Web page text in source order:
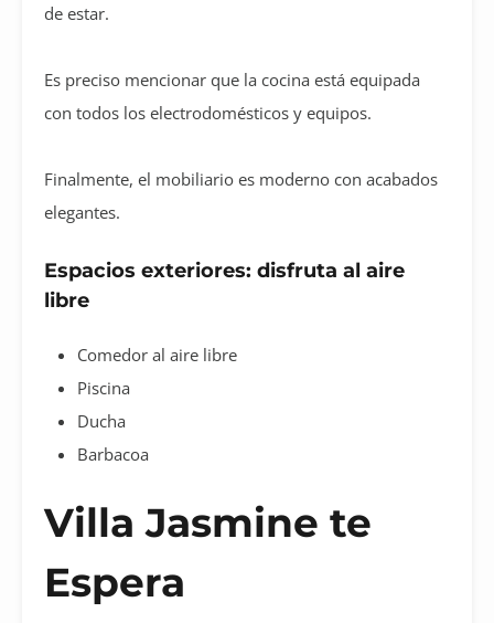
de estar.
Es preciso mencionar que la cocina está equipada
con todos los electrodomésticos y equipos.
Finalmente, el mobiliario es moderno con acabados
elegantes.
Espacios exteriores: disfruta al aire
libre
Comedor al aire libre
Piscina
Ducha
Barbacoa
Villa Jasmine te
Espera